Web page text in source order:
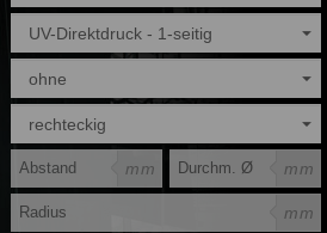
UV-Direktdruck - 1-seitig
ohne
rechteckig
mm mm
mm